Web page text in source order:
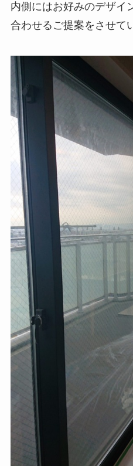
内側にはお好みのデザイ
合わせるご提案をさせて